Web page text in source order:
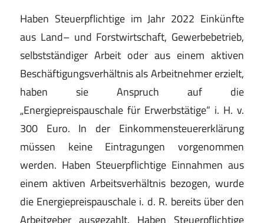
Haben Steuerpflichtige im Jahr 2022 Einkünfte
aus Land– und Forstwirtschaft, Gewerbebetrieb,
selbstständiger Arbeit oder aus einem aktiven
Beschäftigungsverhältnis als Arbeitnehmer erzielt,
haben sie Anspruch auf die
„Energiepreispauschale für Erwerbstätige“ i. H. v.
300 Euro. In der Einkommensteuererklärung
müssen keine Eintragungen vorgenommen
werden. Haben Steuerpflichtige Einnahmen aus
einem aktiven Arbeitsverhältnis bezogen, wurde
die Energiepreispauschale i. d. R. bereits über den
Arbeitgeber ausgezahlt. Haben Steuerpflichtige